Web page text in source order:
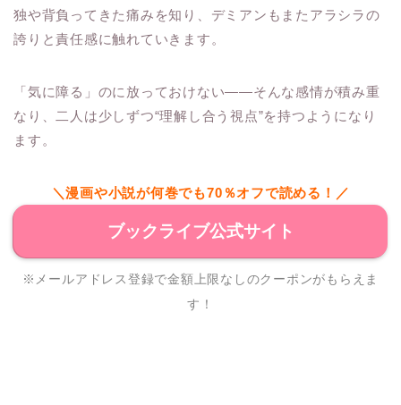
独や背負ってきた痛みを知り、デミアンもまたアラシラの
誇りと責任感に触れていきます。
「気に障る」のに放っておけない――そんな感情が積み重
なり、二人は少しずつ“理解し合う視点”を持つようになり
ます。
＼漫画や小説が何巻でも70％オフで読める！／
ブックライブ公式サイト
※メールアドレス登録で金額上限なしのクーポンがもらえま
す！